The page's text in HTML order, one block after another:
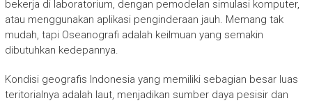
bekerja di laboratorium, dengan pemodelan simulasi komputer,
atau menggunakan aplikasi penginderaan jauh. Memang tak
mudah, tapi Oseanografi adalah keilmuan yang semakin
dibutuhkan kedepannya.
Kondisi geografis Indonesia yang memiliki sebagian besar luas
teritorialnya adalah laut, menjadikan sumber daya pesisir dan